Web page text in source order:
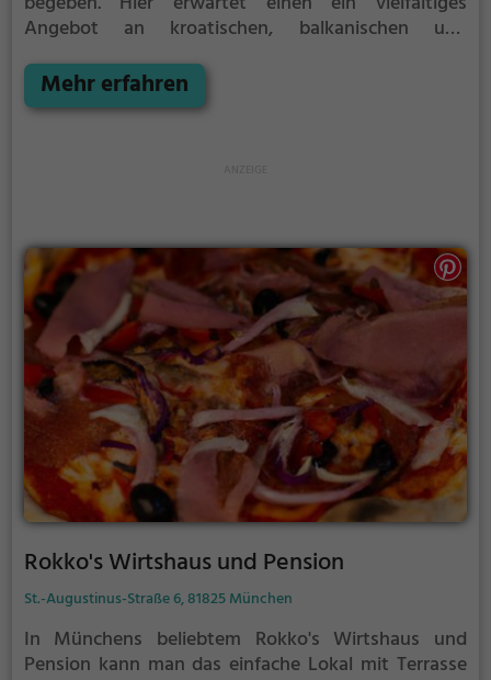
Angebot an kroatischen, balkanischen und
Detail zubereitet werden. Das gemütliche Ambiente
lädt dazu ein, sich zurückzulehnen, das reichhaltige
speisen und den Alltag hinter sich lassen.
Mehr erfahren
Rokko's Wirtshaus und Pension
St.-Augustinus-Straße 6, 81825 München
In Münchens beliebtem Rokko's Wirtshaus und
Pension kann man das einfache Lokal mit Terrasse